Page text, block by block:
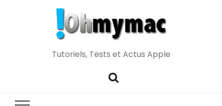
Tutoriels, Tests et Actus Apple